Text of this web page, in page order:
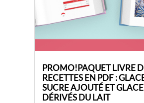
PROMO!PAQUET LIVRE
RECETTES EN PDF :
SUCRE AJOUTÉ ET
DÉRIVÉS DU LAIT